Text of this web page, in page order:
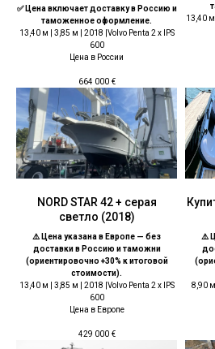
✅ Цена включает доставку в Россию и
таможенное оформление.
13,40 м | 3,85 м | 2018 |Volvo Penta 2 x IPS
600
Цена в России
664 000 €
13,40
NORD STAR 42 + серая
светло (2018)
⚠️ Цена указана в Европе — без
доставки в Россию и таможни
(ориентировочно +30% к итоговой
стоимости).
13,40 м | 3,85 м | 2018 |Volvo Penta 2 x IPS
600
Цена в Европе
429 000 €
⚠️
8,90 м